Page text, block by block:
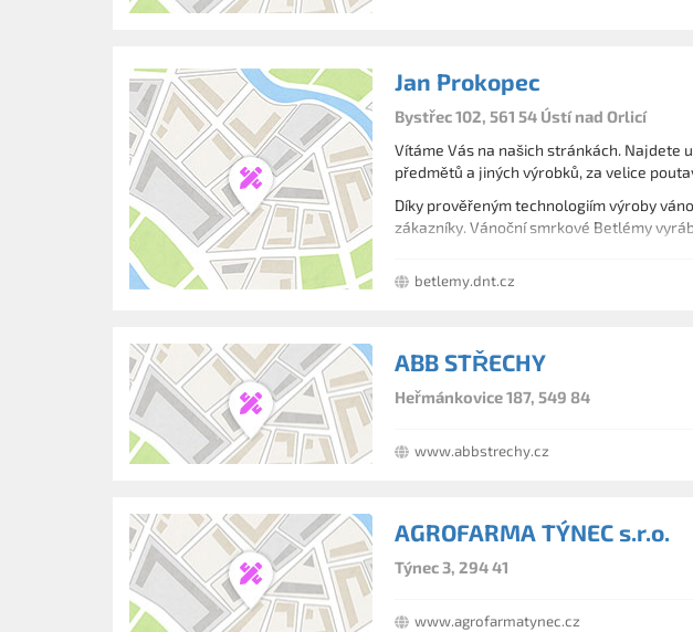
Jan Prokopec
Bystřec 102, 561 54 Ústí nad Orlicí
Vítáme Vás na našich stránkách. Najdete
předmětů a jiných výrobků, za velice
Díky prověřeným technologiím výroby
zákazníky. Vánoční smrkové Betlémy
betlemy.dnt.cz
ABB STŘECHY
Heřmánkovice 187, 549 84
www.abbstrechy.cz
AGROFARMA TÝNEC s.r.o.
Týnec 3, 294 41
www.agrofarmatynec.cz